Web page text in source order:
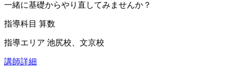
一緒に基礎からやり直してみませんか？
指導科目 算数
指導エリア 池尻校、文京校
講師詳細